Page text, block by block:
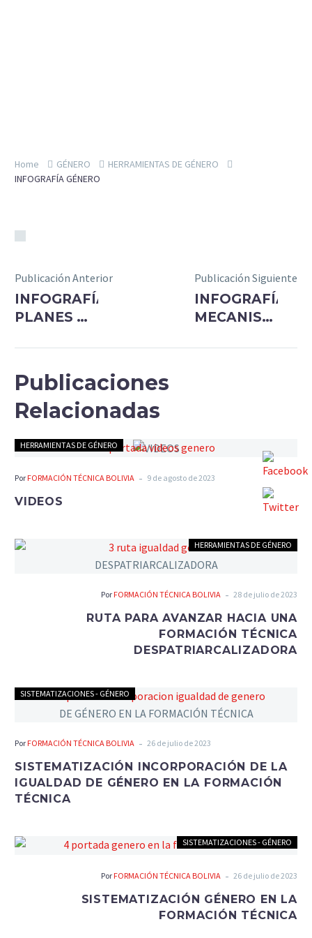
Home GÉNERO
HERRAMIENTAS DE GÉNERO
INFOGRAFÍA GÉNERO
Publicación Anterior
INFOGRAFÍA
PLANES DE
Publicación Siguiente
INFOGRAFÍA
MECANISMOS
Publicaciones
Relacionadas
HERRAMIENTAS DE GÉNERO
Por FORMACIÓN TÉCNICA BOLIVIA - 9 de agosto de 2023
VIDEOS
HERRAMIENTAS DE GÉNERO
Por FORMACIÓN TÉCNICA BOLIVIA - 28 de julio de 2023
RUTA PARA AVANZAR HACIA UNA
FORMACIÓN TÉCNICA
DESPATRIARCALIZADORA
SISTEMATIZACIONES - GÉNERO
Por FORMACIÓN TÉCNICA BOLIVIA - 26 de julio de 2023
SISTEMATIZACIÓN INCORPORACIÓN DE LA
IGUALDAD DE GÉNERO EN LA FORMACIÓN
TÉCNICA
SISTEMATIZACIONES - GÉNERO
Por FORMACIÓN TÉCNICA BOLIVIA - 26 de julio de 2023
SISTEMATIZACIÓN GÉNERO EN LA
FORMACIÓN TÉCNICA